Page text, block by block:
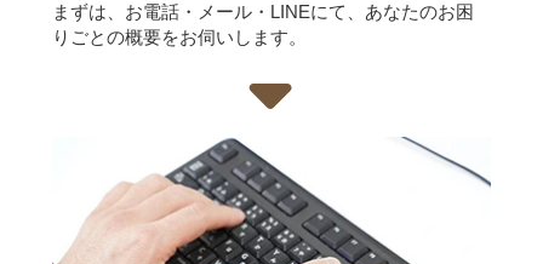
まずは、お電話・メール・LINEにて、あなたのお困
りごとの概要をお伺いします。